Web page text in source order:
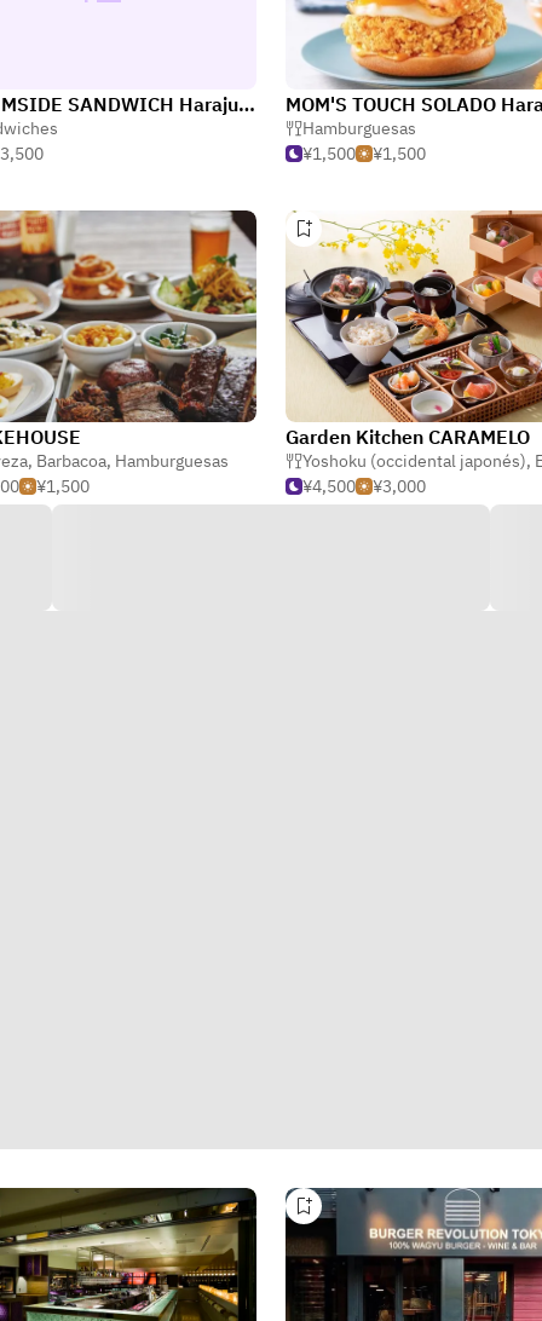
CHERMSIDE SANDWICH Harajuku 2nd Store MOM'S TOUCH SOLADO
Hamburguesas
¥1,500
¥1,500
, Barbacoa, Hamburguesas
¥1,500
Garden Kitchen CARAMELO
Yoshoku (occidental japonés),
¥4,500
¥3,000